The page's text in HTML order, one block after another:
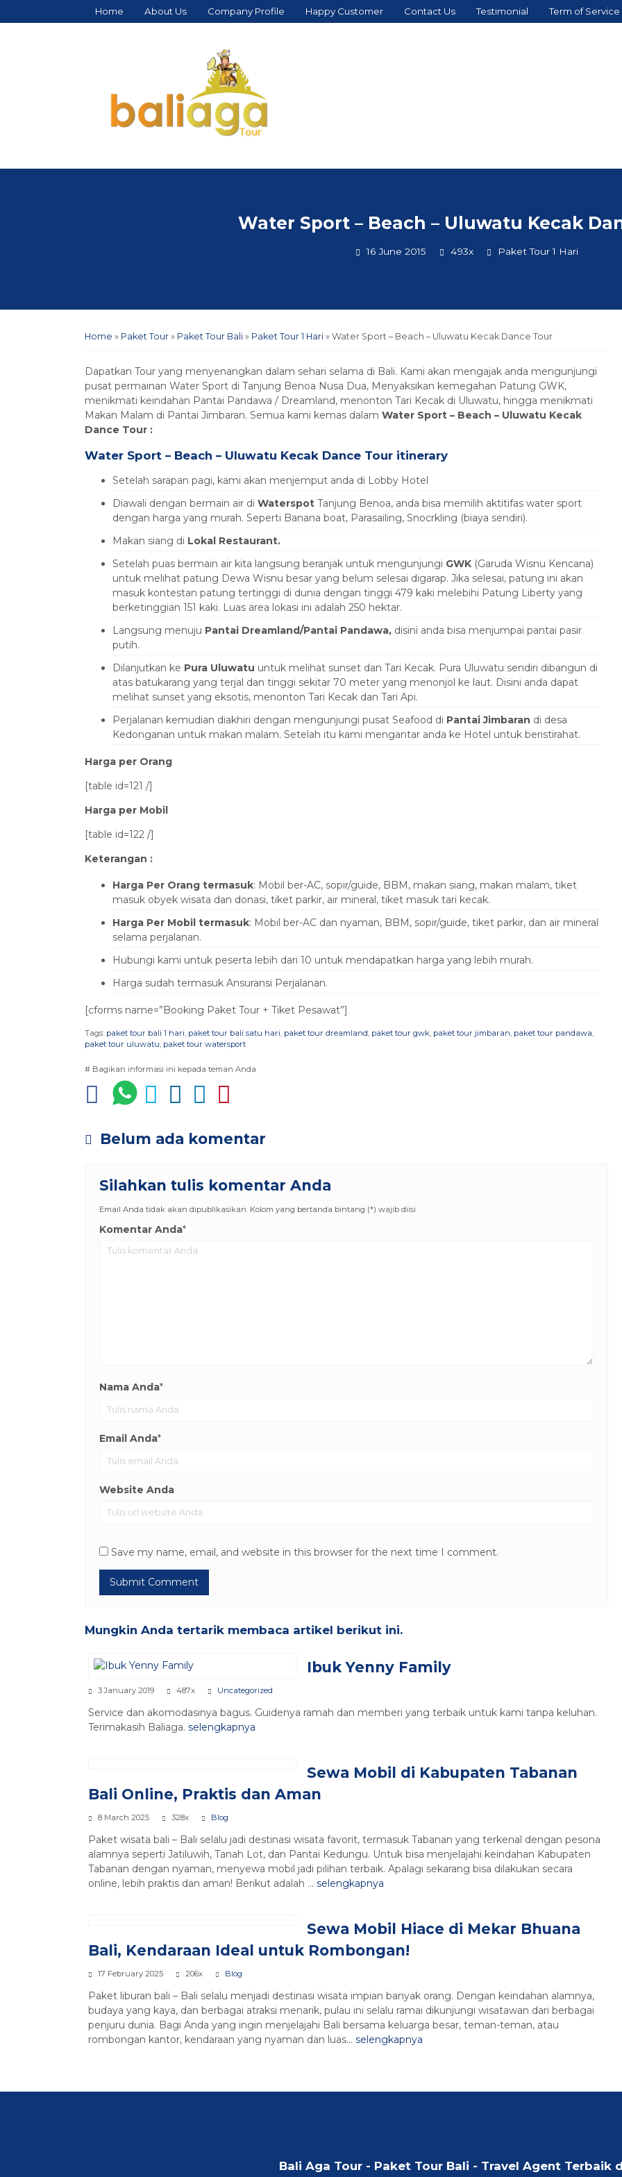
Home About Us Company Profile Happy Customer Contact Us Testimonial Term of Service
Water Sport – Beach – Uluwatu Kecak
16 June 2015 493x Paket Tour 1 Hari
Home » Paket Tour » Paket Tour Bali » Paket Tour 1 Hari » Water Sport – Beach – Uluwatu Kecak Dance Tour
Dapatkan Tour yang menyenangkan dalam sehari selama di Bali. Kami akan mengajak anda mengunjungi
pusat permainan Water Sport di Tanjung Benoa Nusa Dua, Menyaksikan kemegahan Patung GWK,
menikmati keindahan Pantai Pandawa / Dreamland, menonton Tari Kecak di Uluwatu, hingga menikmati
Makan Malam di Pantai Jimbaran. Semua kami kemas dalam Water Sport – Beach – Uluwatu Kecak
Dance Tour :
Water Sport – Beach – Uluwatu Kecak Dance Tour itinerary
Setelah sarapan pagi, kami akan menjemput anda di Lobby Hotel
Diawali dengan bermain air di Waterspot Tanjung Benoa, anda bisa memilih aktitifas water sport
dengan harga yang murah. Seperti Banana boat, Parasailing, Snocrkling (biaya sendiri).
Makan siang di Lokal Restaurant.
Setelah puas bermain air kita langsung beranjak untuk mengunjungi GWK (Garuda Wisnu Kencana)
untuk melihat patung Dewa Wisnu besar yang belum selesai digarap. Jika selesai, patung ini akan
masuk kontestan patung tertinggi di dunia dengan tinggi 479 kaki melebihi Patung Liberty yang
berketinggian 151 kaki. Luas area lokasi ini adalah 250 hektar.
Langsung menuju Pantai Dreamland/Pantai Pandawa, disini anda bisa menjumpai pantai pasir
putih.
Dilanjutkan ke Pura Uluwatu untuk melihat sunset dan Tari Kecak. Pura Uluwatu sendiri dibangun di
atas batukarang yang terjal dan tinggi sekitar 70 meter yang menonjol ke laut. Disini anda dapat
melihat sunset yang eksotis, menonton Tari Kecak dan Tari Api.
Perjalanan kemudian diakhiri dengan mengunjungi pusat Seafood di Pantai Jimbaran di desa
Kedonganan untuk makan malam. Setelah itu kami mengantar anda ke Hotel untuk beristirahat.
Harga per Orang
[table id=121 /]
Harga per Mobil
[table id=122 /]
Keterangan :
Harga Per Orang termasuk: Mobil ber-AC, sopir/guide, BBM, makan siang, makan malam, tiket
masuk obyek wisata dan donasi, tiket parkir, air mineral, tiket masuk tari kecak.
Harga Per Mobil termasuk: Mobil ber-AC dan nyaman, BBM, sopir/guide, tiket parkir, dan air mineral
selama perjalanan.
Hubungi kami untuk peserta lebih dari 10 untuk mendapatkan harga yang lebih murah.
Harga sudah termasuk Ansuransi Perjalanan.
[cforms name=”Booking Paket Tour + Tiket Pesawat”]
Tags: paket tour bali 1 hari, paket tour bali satu hari, paket tour dreamland, paket tour gwk, paket tour jimbaran, paket tour pandawa,
paket tour uluwatu, paket tour watersport
# Bagikan informasi ini kepada teman Anda
Belum ada komentar
Silahkan tulis komentar Anda
Email Anda tidak akan dipublikasikan. Kolom yang bertanda bintang (*) wajib diisi
Komentar Anda*
Nama Anda*
Email Anda*
Website Anda
Save my name, email, and website in this browser for the next time I comment.
Mungkin Anda tertarik membaca artikel berikut ini.
Ibuk Yenny Family
3 January 2019 487x Uncategorized
Service dan akomodasinya bagus. Guidenya ramah dan memberi yang terbaik untuk kami tanpa keluhan.
Terimakasih Baliaga. selengkapnya
Sewa Mobil di Kabupaten Tabanan
Bali Online, Praktis dan Aman
8 March 2025 328x Blog
Paket wisata bali – Bali selalu jadi destinasi wisata favorit, termasuk Tabanan yang terkenal dengan pesona
alamnya seperti Jatiluwih, Tanah Lot, dan Pantai Kedungu. Untuk bisa menjelajahi keindahan Kabupaten
Tabanan dengan nyaman, menyewa mobil jadi pilihan terbaik. Apalagi sekarang bisa dilakukan secara
online, lebih praktis dan aman! Berikut adalah ... selengkapnya
Sewa Mobil Hiace di Mekar Bhuana
Bali, Kendaraan Ideal untuk Rombongan!
17 February 2025 206x Blog
Paket liburan bali – Bali selalu menjadi destinasi wisata impian banyak orang. Dengan keindahan alamnya,
budaya yang kaya, dan berbagai atraksi menarik, pulau ini selalu ramai dikunjungi wisatawan dari berbagai
penjuru dunia. Bagi Anda yang ingin menjelajahi Bali bersama keluarga besar, teman-teman, atau
rombongan kantor, kendaraan yang nyaman dan luas... selengkapnya
Bali Aga Tour - Paket Tour Bali - Travel Agent Terbaik